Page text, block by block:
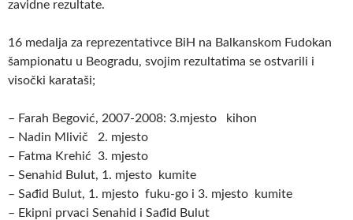
zavidne rezultate.
16 medalja za reprezentativce BiH na Balkanskom Fudokan
šampionatu u Beogradu, svojim rezultatima se ostvarili i
visočki karataši;
– Farah Begović, 2007-2008: 3.mjesto kihon
– Nadin Mlivič 2. mjesto
– Fatma Krehić 3. mjesto
– Senahid Bulut, 1. mjesto kumite
– Sađid Bulut, 1. mjesto fuku-go i 3. mjesto kumite
– Ekipni prvaci Senahid i Sađid Bulut